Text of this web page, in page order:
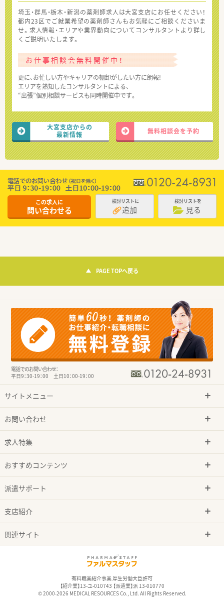
埼玉・群馬・栃木・新潟の薬剤師求人は大宮支店にお任せください！
都内23区でご就業希望の薬剤師さんもお気軽にご相談くださいま
せ。求人情報・エリアや業界動向についてコンサルタントより詳し
くご説明いたします。
お仕事相談会無料開催中！
更に、お忙しい方やキャリアの棚卸がしたい方に朗報!
エリアを熟知したコンサルタントによる、
“出張”個別相談サービスも同時開催中です。
大宮支店からの
最新情報
無料相談会を予約
この求人に
問い合わせる
検討リストに
追加
検討リストを
見る
PAGE TOPへ戻る
電話でのお問い合わせ：
平日9：30-19：00 土日10：00-19：00
サイトメニュー
お問い合わせ
求人特集
おすすめコンテンツ
派遣サポート
支店紹介
関連サイト
有料職業紹介事業 厚生労働大臣許可
【紹介業】13-ユ-010743 【派遣業】派 13-010770
© 2000-2026 MEDICAL RESOURCES Co., Ltd. All Rights Reserved.